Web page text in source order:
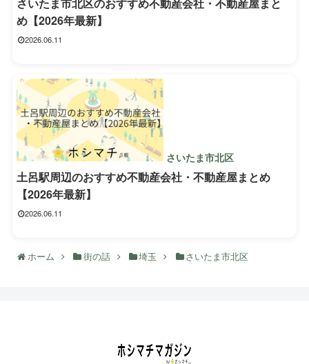
め【2026年最新】
2026.06.11
さいたま市北区
土呂駅周辺のおすすめ不動産会社・不動産屋まとめ
【2026年最新】
2026.06.11
ホーム 街の話 埼玉 さいたま市北区